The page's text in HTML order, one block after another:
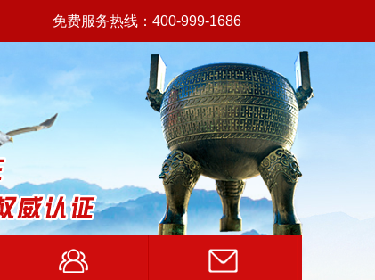
免费服务热线：400-999-1686